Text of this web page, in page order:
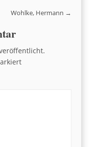
Wohlke, Hermann →